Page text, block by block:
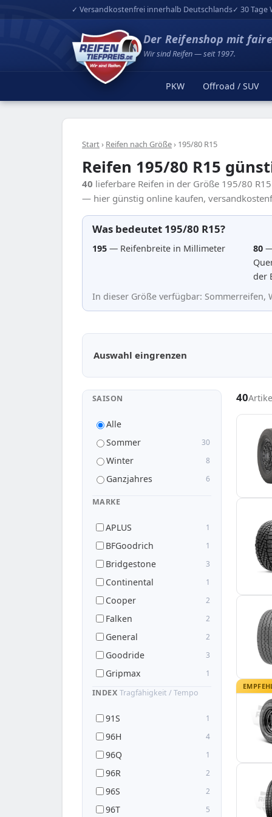
✓ Versandkostenfrei innerhalb Deutschlands✓ 30 Tage
Der Reifenshop mit
Wir sind Reifen — seit 1997.
PKW Offroad / SUV
Start› Reifen nach Größe› 195/80 R15
Reifen 195/80 R15
40 lieferbare Reifen in der Größe 195/80
— hier günstig online kaufen,
Was bedeutet 195/80 R15?
195 — Reifenbreite in Millimeter 80—
der
In dieser Größe verfügbar: Sommerreifen,
Auswahl eingrenzen
SAISON
Alle
Sommer
30
Winter 8
Ganzjahres 6
MARKE
APLUS 1
BFGoodrich 1
Bridgestone 3
Continental 1
Cooper 2
Falken 2
General 2
Goodride 3
Gripmax 1
Hankook
INDEX Tragfähigkeit / Tempo
91S 1
96H 4
96Q 1
96R 2
96S 2
96T 5
Passende Reifen in 195/80 R15
40